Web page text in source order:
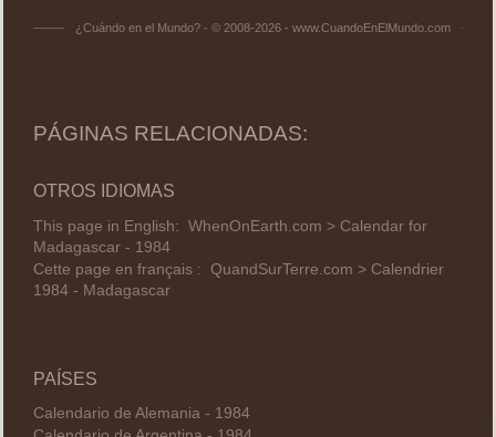
¿Cuándo en el Mundo? - © 2008-2026 - www.CuandoEnElMundo.com
PÁGINAS RELACIONADAS:
OTROS IDIOMAS
This page in English: WhenOnEarth.com > Calendar for
Madagascar - 1984
Cette page en français : QuandSurTerre.com > Calendrier
1984 - Madagascar
PAÍSES
Calendario de Alemania - 1984